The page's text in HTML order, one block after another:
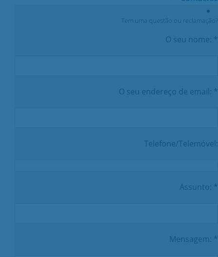
Tem uma questão ou reclamação?
O seu nome: *
O seu endereço de email: *
Telefone/Telemóvel:
Assunto: *
Mensagem: *